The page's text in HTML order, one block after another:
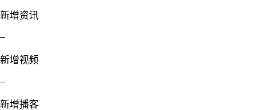
新增资讯
–
新增视频
–
新增播客